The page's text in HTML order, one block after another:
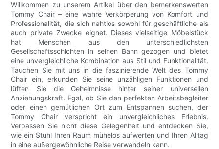
Willkommen zu unserem Artikel über den bemerkenswerten
Tommy Chair – eine wahre Verkörperung von Komfort und
Professionalität, die sich nahtlos sowohl für geschäftliche als
auch private Zwecke eignet. Dieses vielseitige Möbelstück
hat Menschen aus den unterschiedlichsten
Gesellschaftsschichten in seinen Bann gezogen und bietet
eine unvergleichliche Kombination aus Stil und Funktionalität.
Tauchen Sie mit uns in die faszinierende Welt des Tommy
Chair ein, erkunden Sie seine unzähligen Funktionen und
lüften Sie die Geheimnisse hinter seiner universellen
Anziehungskraft. Egal, ob Sie den perfekten Arbeitsbegleiter
oder einen gemütlichen Ort zum Entspannen suchen, der
Tommy Chair verspricht ein unvergleichliches Erlebnis.
Verpassen Sie nicht diese Gelegenheit und entdecken Sie,
wie ein Stuhl Ihren Raum mühelos aufwerten und Ihren Alltag
in eine außergewöhnliche Reise verwandeln kann.